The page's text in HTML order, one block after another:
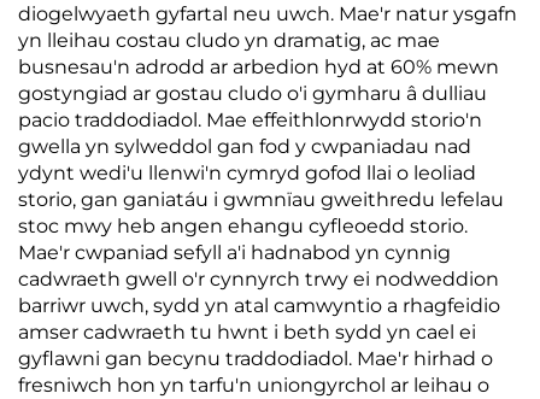
diogelwyaeth gyfartal neu uwch. Mae'r natur ysgafn
yn lleihau costau cludo yn dramatig, ac mae
busnesau'n adrodd ar arbedion hyd at 60% mewn
gostyngiad ar gostau cludo o'i gymharu â dulliau
pacio traddodiadol. Mae effeithlonrwydd storio'n
gwella yn sylweddol gan fod y cwpaniadau nad
ydynt wedi'u llenwi'n cymryd gofod llai o leoliad
storio, gan ganiatáu i gwmnïau gweithredu lefelau
stoc mwy heb angen ehangu cyfleoedd storio.
Mae'r cwpaniad sefyll a'i hadnabod yn cynnig
cadwraeth gwell o'r cynnyrch trwy ei nodweddion
barriwr uwch, sydd yn atal camwyntio a rhagfeidio
amser cadwraeth tu hwnt i beth sydd yn cael ei
gyflawni gan becynu traddodiadol. Mae'r hirhad o
fresniwch hon yn tarfu'n uniongyrchol ar leihau o